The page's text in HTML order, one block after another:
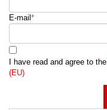
E-mail *
I have read and agree to the
(EU)